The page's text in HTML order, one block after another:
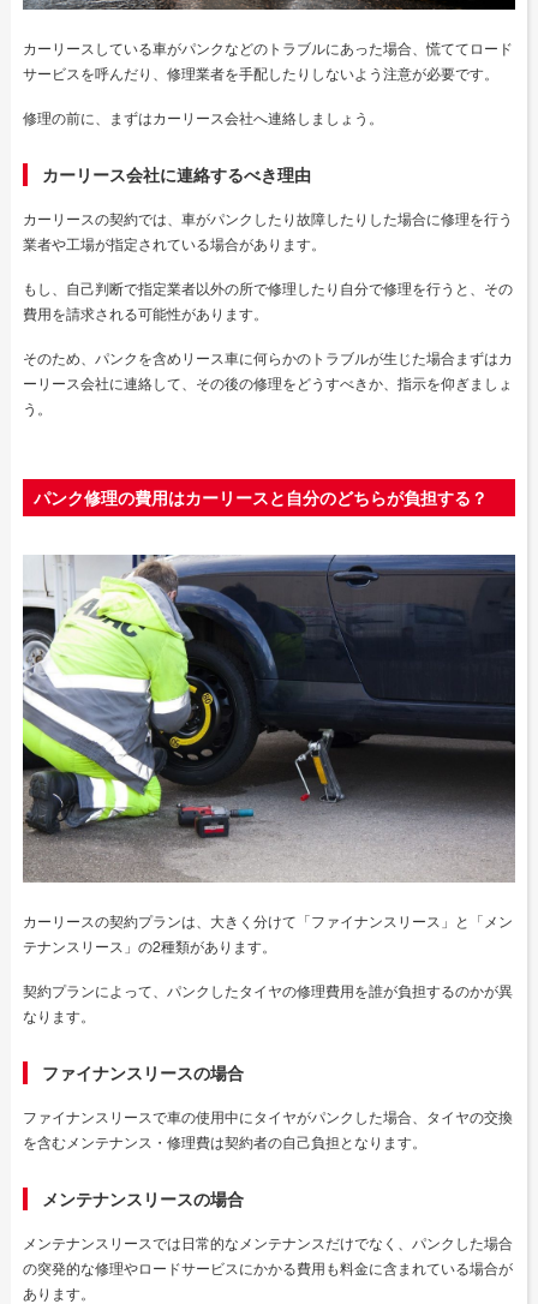
カーリースしている車がパンクなどのトラブルにあった場合、慌ててロード
サービスを呼んだり、修理業者を手配したりしないよう注意が必要です。
修理の前に、まずはカーリース会社へ連絡しましょう。
カーリース会社に連絡するべき理由
カーリースの契約では、車がパンクしたり故障したりした場合に修理を行う
業者や工場が指定されている場合があります。
もし、自己判断で指定業者以外の所で修理したり自分で修理を行うと、その
費用を請求される可能性があります。
そのため、パンクを含めリース車に何らかのトラブルが生じた場合まずはカ
ーリース会社に連絡して、その後の修理をどうすべきか、指示を仰ぎましょ
う。
パンク修理の費用はカーリースと自分のどちらが負担する？
カーリースの契約プランは、大きく分けて「ファイナンスリース」と「メン
テナンスリース」の2種類があります。
契約プランによって、パンクしたタイヤの修理費用を誰が負担するのかが異
なります。
ファイナンスリースの場合
ファイナンスリースで車の使用中にタイヤがパンクした場合、タイヤの交換
を含むメンテナンス・修理費は契約者の自己負担となります。
メンテナンスリースの場合
メンテナンスリースでは日常的なメンテナンスだけでなく、パンクした場合
の突発的な修理やロードサービスにかかる費用も料金に含まれている場合が
あります。